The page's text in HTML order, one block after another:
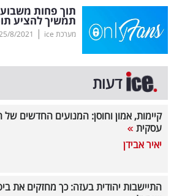
ופנאי
תיירות
TOP-
5
המילון
הכלכלי
40
תוך פחות משבוע
תמשיך להציע
מערכת ice |
8/2021
דעות
קיימות, אמון וחוסן: המנועים החדשים
עסקית
יאיר אבידן
התיישבות יהודית בעזה: כך מחזקים את